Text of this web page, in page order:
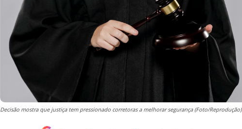
Decisão mostra que justiça tem pressionado corretoras a melhorar segurança (Foto/Reprodução)